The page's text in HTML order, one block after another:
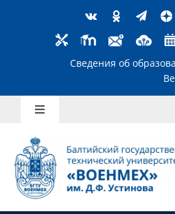
Сведения об
Toggle
Школьникам
Абитуриентам